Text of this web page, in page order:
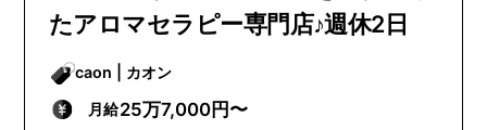
たアロマセラピー専門店♪週休2日
caon | カオン
月給25万7,000円〜